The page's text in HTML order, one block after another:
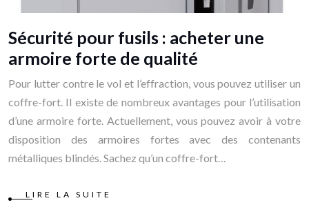
Sécurité pour fusils : acheter une
armoire forte de qualité
Pour lutter contre le vol et l’effraction, vous pouvez utiliser un
coffre-fort. Il existe de nombreux avantages pour l’utilisation
d’une armoire forte. Actuellement, vous pouvez avoir à votre
disposition des armoires fortes avec des contenants
métalliques blindés. Sachez qu’un coffre-fort…
LIRE LA SUITE